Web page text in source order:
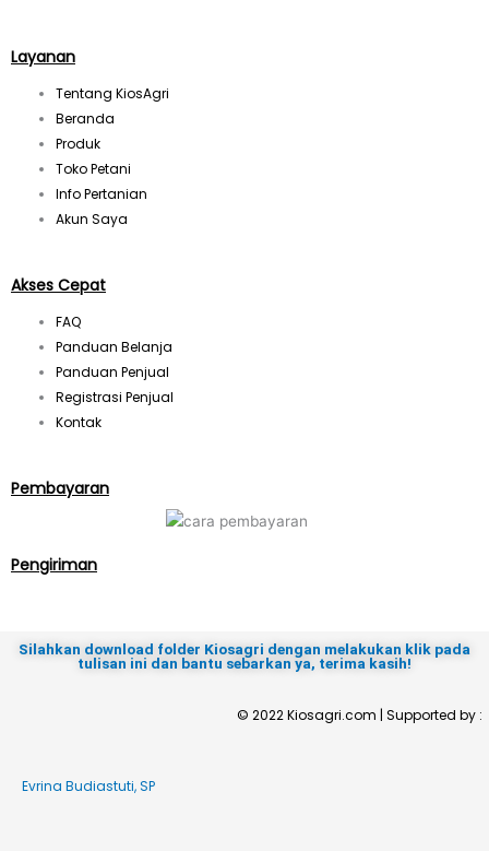
Layanan
Tentang KiosAgri
Beranda
Produk
Toko Petani
Info Pertanian
Akun Saya
Akses Cepat
FAQ
Panduan Belanja
Panduan Penjual
Registrasi Penjual
Kontak
Pembayaran
Pengiriman
Silahkan download folder Kiosagri dengan melakukan klik pada
tulisan ini dan bantu sebarkan ya, terima kasih!
© 2022 Kiosagri.com | Supported by :
Evrina Budiastuti, SP